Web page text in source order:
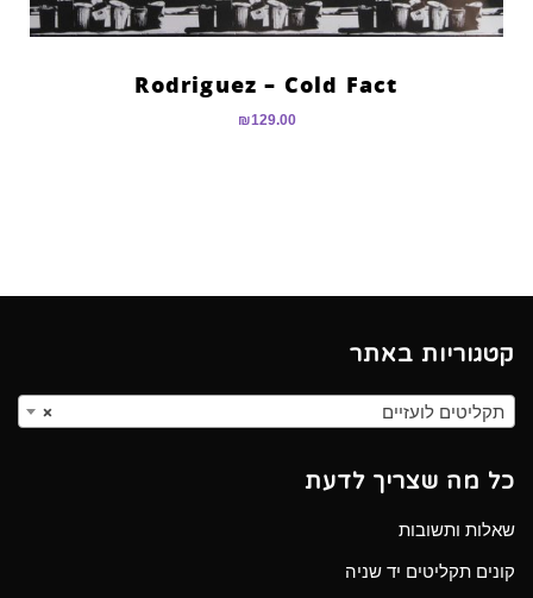
Rodriguez – Cold Fact
₪129.00
קטגוריות באתר
× תקליטים לועזיים
כל מה שצריך לדעת
שאלות ותשובות
קונים תקליטים יד שניה